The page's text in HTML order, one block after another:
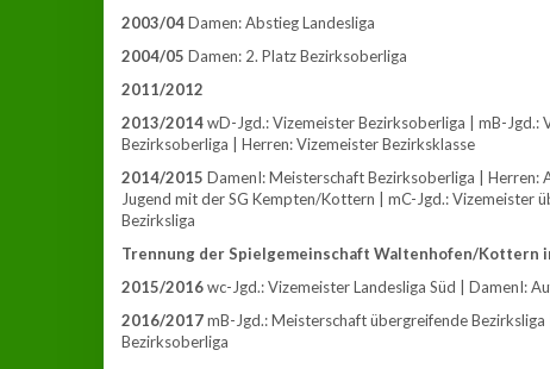
2003/04Damen: Abstieg Landesliga
2004/05 Damen: 2. Platz Bezirksoberliga
2011/2012
2013/2014wD-Jgd.: Vizemeister Bezirksoberliga | mB-Jgd.:
Bezirksoberliga | Herren: Vizemeister Bezirksklasse
2014/2015 DamenI: Meisterschaft Bezirksoberliga | Herren:
Jugend mit der SG Kempten/Kottern | mC-Jgd.: Vizemeister
Bezirksliga
Trennung der Spielgemeinschaft Waltenhofen/Kottern
2015/2016wc-Jgd.: Vizemeister Landesliga Süd | DamenI:
2016/2017mB-Jgd.: Meisterschaft übergreifende
Bezirksoberliga